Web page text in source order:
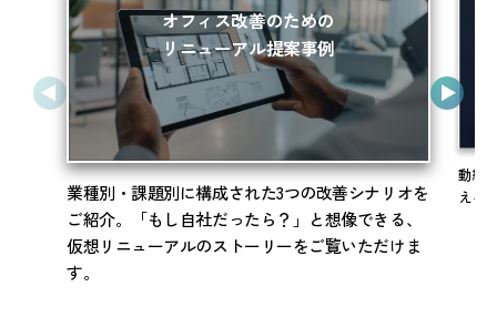
オフィス改善のための
リニューアル提案事例
業種別・課題別に構成された3つの改善シナリオを
ご紹介。「もし自社だったら？」と想像できる、
仮想リニューアルのストーリーをご覧いただけま
す。
動線
える